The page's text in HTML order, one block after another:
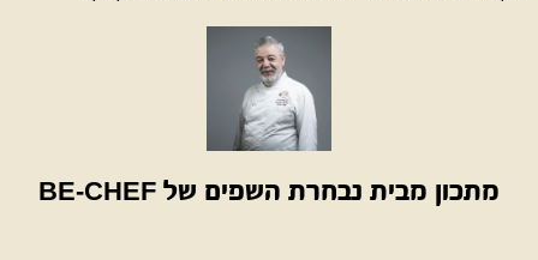
מתכון מבית נבחרת השפים של BE-CHEF